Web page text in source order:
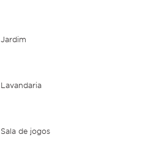
Jardim
Lavandaria
Sala de jogos